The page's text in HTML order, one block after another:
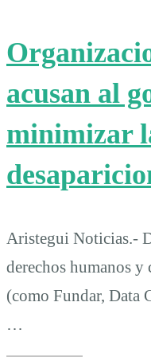
acusan al
minimizar
Aristegui Noticias.-
derechos humanos y
(como Fundar, Data
…